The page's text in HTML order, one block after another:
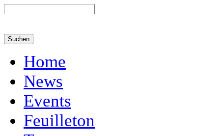
Home
News
Events
Feuilleton